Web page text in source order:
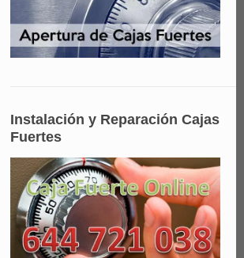
Instalación y Reparación Cajas
Fuertes